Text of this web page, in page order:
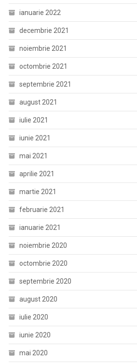
ianuarie 2022
decembrie 2021
noiembrie 2021
octombrie 2021
septembrie 2021
august 2021
iulie 2021
iunie 2021
mai 2021
aprilie 2021
martie 2021
februarie 2021
ianuarie 2021
noiembrie 2020
octombrie 2020
septembrie 2020
august 2020
iulie 2020
iunie 2020
mai 2020